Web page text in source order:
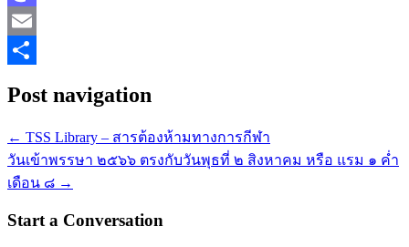
Mastodon
Email
Post navigation
← TSS Library – สารต้องห้ามทางการกีฬา
วันเข้าพรรษา ๒๕๖๖ ตรงกับวันพุธที่ ๒ สิงหาคม หรือ แรม ๑ ค่ำ
เดือน ๘ →
Start a Conversation